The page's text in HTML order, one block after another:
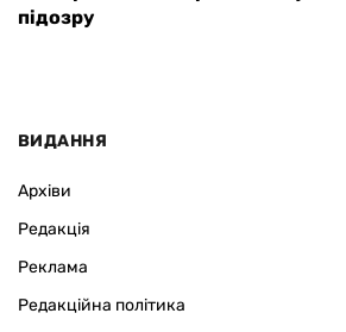
підозру
ВИДАННЯ
Архіви
Редакція
Реклама
Редакційна політика